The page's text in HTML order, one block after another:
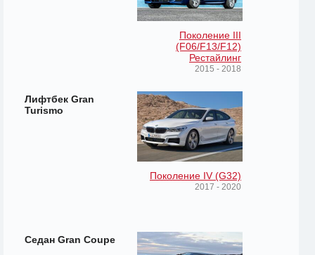
Поколение III
(F06/F13/F12)
Рестайлинг
2015 - 2018
Лифтбек Gran
Turismo
Поколение IV (G32)
2017 - 2020
Седан Gran Coupe